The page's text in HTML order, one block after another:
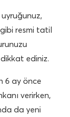
uyruğunuz,
resmi tatil
ediniz.
6 ay önce
verirken,
da yeni